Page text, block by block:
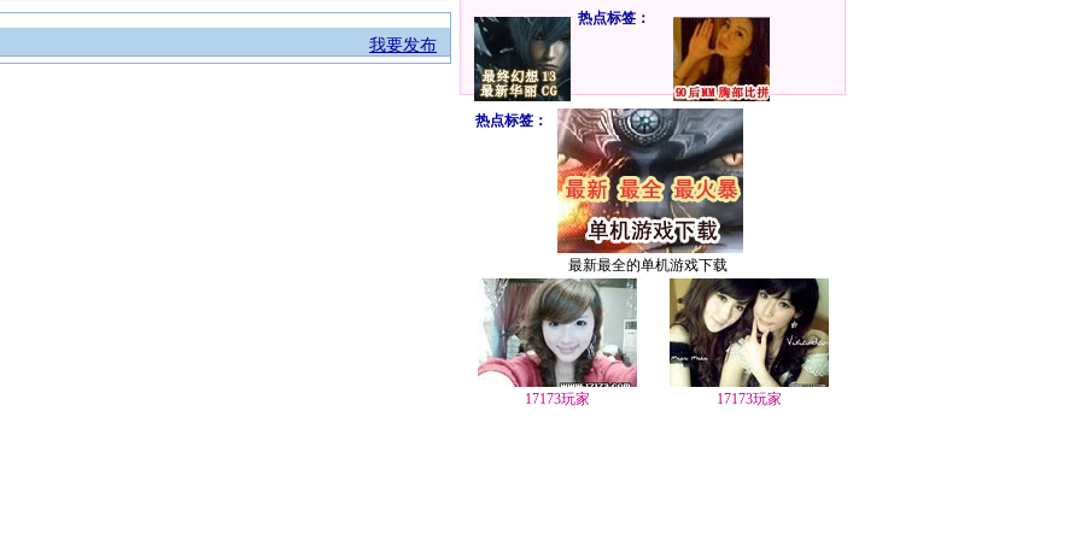
我要发布
热点标签：
热点标签：
最新最全的单机游戏下载
17173玩家 17173玩家